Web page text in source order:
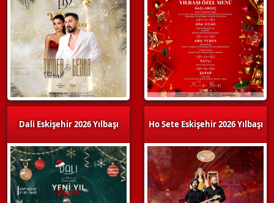
Dali Eskişehir 2026 Yılbaşı Ho Sete Eskişehir 2026 Yılbaşı